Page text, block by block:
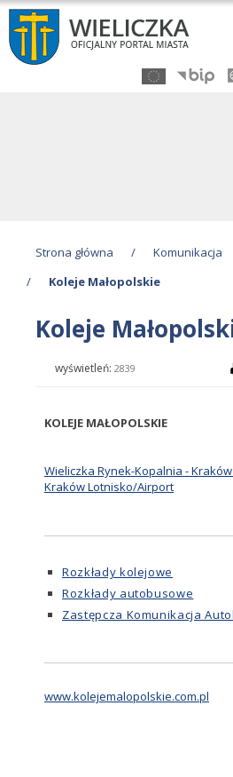
do
treści
do
do
do
Strona główna /
Komunikacja
/
Koleje Małopolskie
Koleje
wyświetleń: 2839
KOLEJE MAŁOPOLSKIE
Wieliczka Rynek-Kopalnia - Kraków
Kraków Lotnisko/Airport
Rozkłady kolejowe
Rozkłady autobusowe
Zastępcza Komunikacja
www.kolejemalopolskie.com.pl